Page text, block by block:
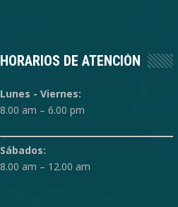
HORARIOS DE ATENCIÓN
Lunes - Viernes:
8.00 am – 6.00 pm
Sábados:
8.00 am – 12.00 am